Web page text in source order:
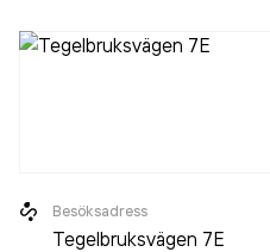
(2025).
Besöksadress
Tegelbruksvägen 7E